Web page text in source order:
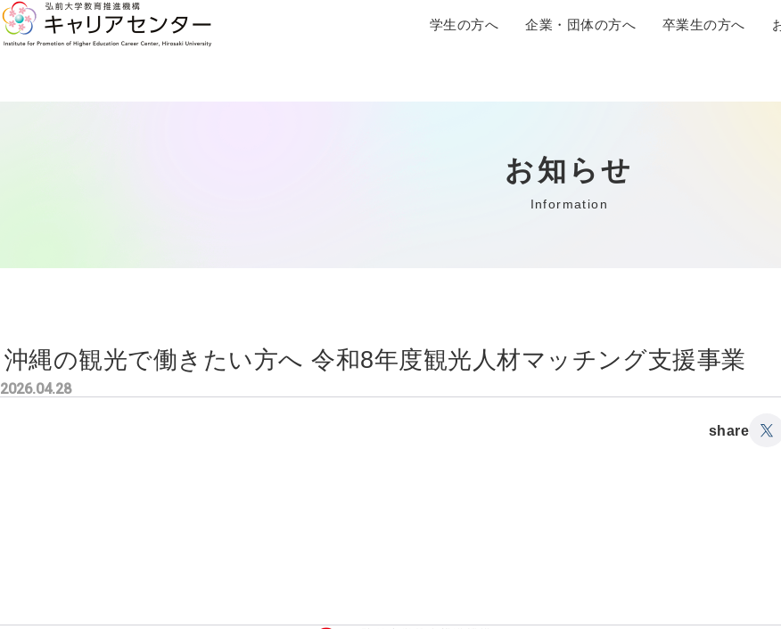
学生の方へ 企業・団体の方へ 卒業生の方へ
お知らせ
Information
沖縄の観光で働きたい方へ 令和8年度観光人材マッチング支援事業
2026.04.28
share